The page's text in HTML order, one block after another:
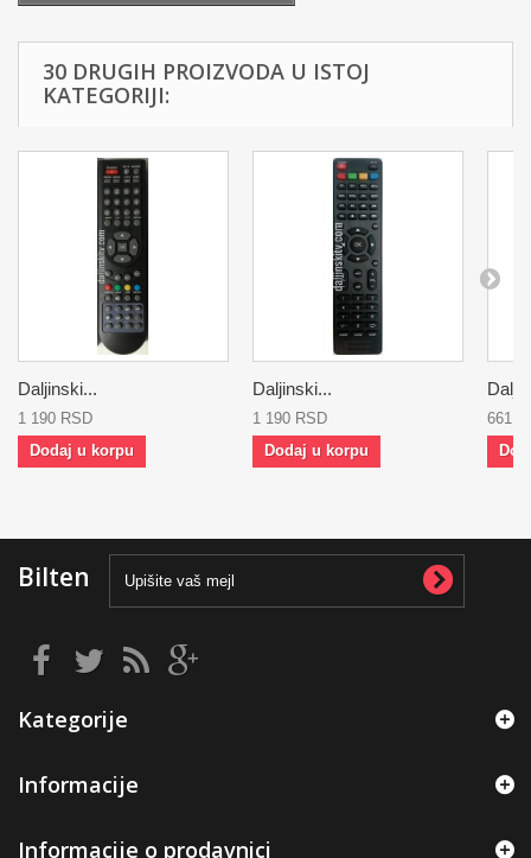
30 DRUGIH PROIZVODA U ISTOJ
KATEGORIJI:
Daljinski...
1 190 RSD
Dodaj u korpu
Daljinski...
1 190 RSD
Dodaj u korpu
661
Bilten
Kategorije
Informacije
Informacije o prodavnici